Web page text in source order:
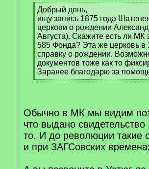
[
q
]
Добрый день,
ищу запись 1875 года
церкови о рождении
Августа). Скажите есть ли МК
585 Фонда? Эта же церковь в
справку о рождении.
документов тоже как то
Заранее благодарю за
[
Обычно в МК мы видим
что выдано
то. И до революции такие
и при ЗАГСовских